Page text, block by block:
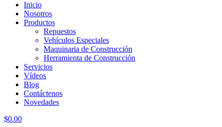
Inicio
Nosotros
Productos
Repuestos
Vehículos Especiales
Maquinaria de Construcción
Herramienta de Construcción
Servicios
Vídeos
Blog
Contáctenos
Novedades
$0.00